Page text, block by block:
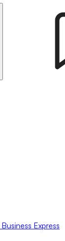
Business Express